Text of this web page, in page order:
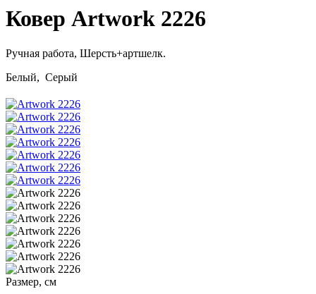
Ковер Artwork 2226
Ручная работа, Шерсть+артшелк.
Белый, Серый
Размер, см